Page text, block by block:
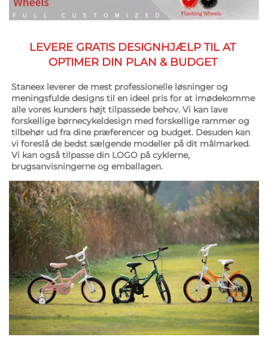
LEVERE GRATIS DESIGNHJÆLP TIL AT
OPTIMER DIN PLAN & BUDGET
Staneex leverer de mest professionelle løsninger og
meningsfulde designs til en ideel pris for at imødekomme
alle vores kunders højt tilpassede behov. Vi kan lave
forskellige børnecykeldesign med forskellige rammer og
tilbehør ud fra dine præferencer og budget. Desuden kan
vi foreslå de bedst sælgende modeller på dit målmarked.
Vi kan også tilpasse din LOGO på cyklerne,
brugsanvisningerne og emballagen.